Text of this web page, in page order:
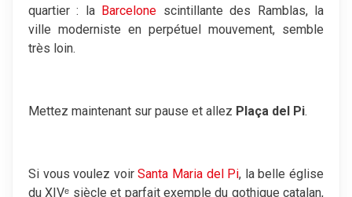
quartier : la Barcelone scintillante des Ramblas, la
ville moderniste en perpétuel mouvement, semble
très loin.
Mettez maintenant sur pause et allez Plaça del Pi.
Si vous voulez voirSanta Maria del Pi, la belle église
du XIVᵉ siècle et parfait exemple du gothique catalan,